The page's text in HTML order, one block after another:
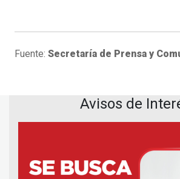
Fuente: Secretaría de Prensa y
Avisos de